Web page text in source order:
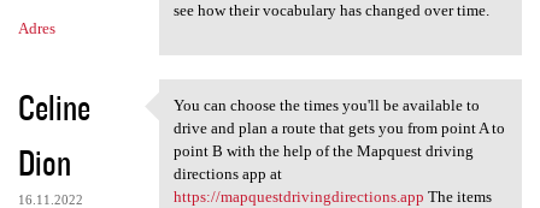
Adres
see how their vocabulary has changed over time.
Celine
Dion
16.11.2022
You can choose the times you
You can choose the times you'll be available to
drive and plan a route that gets you from point A to
point B with the help of the Mapquest driving
directions app at
https://mapquestdrivingdirections.app The items